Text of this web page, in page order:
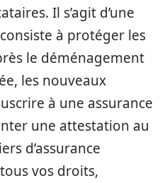
Il s’agit d’une
à protéger les
le déménagement
les nouveaux
à une assurance
une attestation au
d’assurance
vos droits,